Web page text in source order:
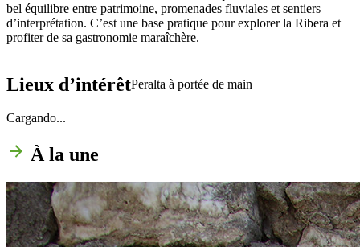
bel équilibre entre patrimoine, promenades fluviales et sentiers
d’interprétation. C’est une base pratique pour explorer la Ribera et
profiter de sa gastronomie maraîchère.
Lieux d’intérêtPeralta à portée de main
Cargando...
À la une